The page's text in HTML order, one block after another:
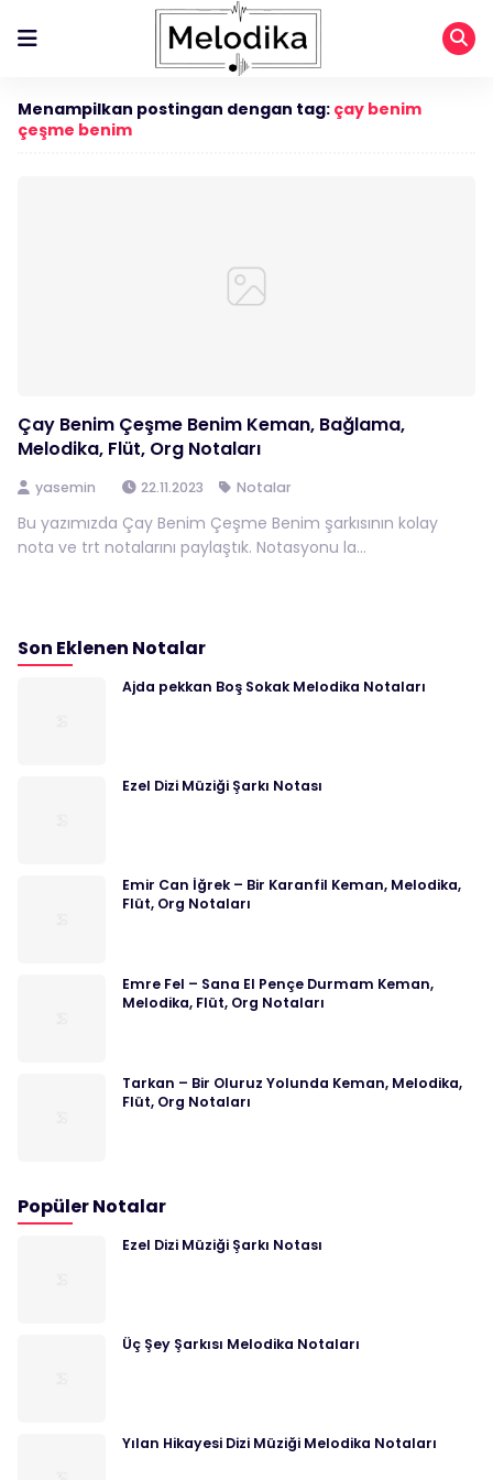
Menampilkan postingan dengan tag: çay benim
çeşme benim
Çay Benim Çeşme Benim Keman, Bağlama,
Melodika, Flüt, Org Notaları
yasemin 22.11.2023 Notalar
Bu yazımızda Çay Benim Çeşme Benim şarkısının kolay
nota ve trt notalarını paylaştık. Notasyonu la...
Son Eklenen Notalar
Ajda pekkan Boş Sokak Melodika Notaları
Ezel Dizi Müziği Şarkı Notası
Emir Can İğrek – Bir Karanfil Keman, Melodika,
Flüt, Org Notaları
Emre Fel – Sana El Pençe Durmam Keman,
Melodika, Flüt, Org Notaları
Tarkan – Bir Oluruz Yolunda Keman, Melodika,
Flüt, Org Notaları
Popüler Notalar
Ezel Dizi Müziği Şarkı Notası
Üç Şey Şarkısı Melodika Notaları
Yılan Hikayesi Dizi Müziği Melodika Notaları